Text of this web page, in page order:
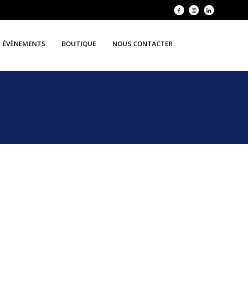
ÉVÈNEMENTS BOUTIQUE NOUS CONTACTER